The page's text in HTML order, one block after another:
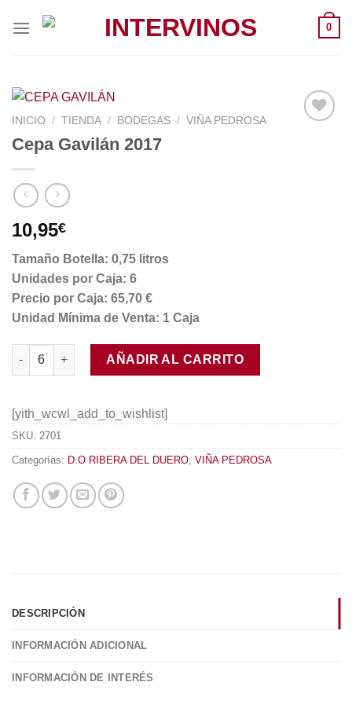
0
INICIO / TIENDA / BODEGAS / VIÑA PEDROSA
Cepa Gavilán 2017
10,95€
Tamaño Botella: 0,75 litros
Unidades por Caja: 6
Precio por Caja: 65,70 €
Unidad Mínima de Venta: 1 Caja
Cepa Gavilán 2017 cantidad
AÑADIR AL CARRITO
[yith_wcwl_add_to_wishlist]
SKU: 2701
Categorías: D.O RIBERA DEL DUERO, VIÑA PEDROSA
DESCRIPCIÓN
INFORMACIÓN ADICIONAL
INFORMACIÓN DE INTERÉS